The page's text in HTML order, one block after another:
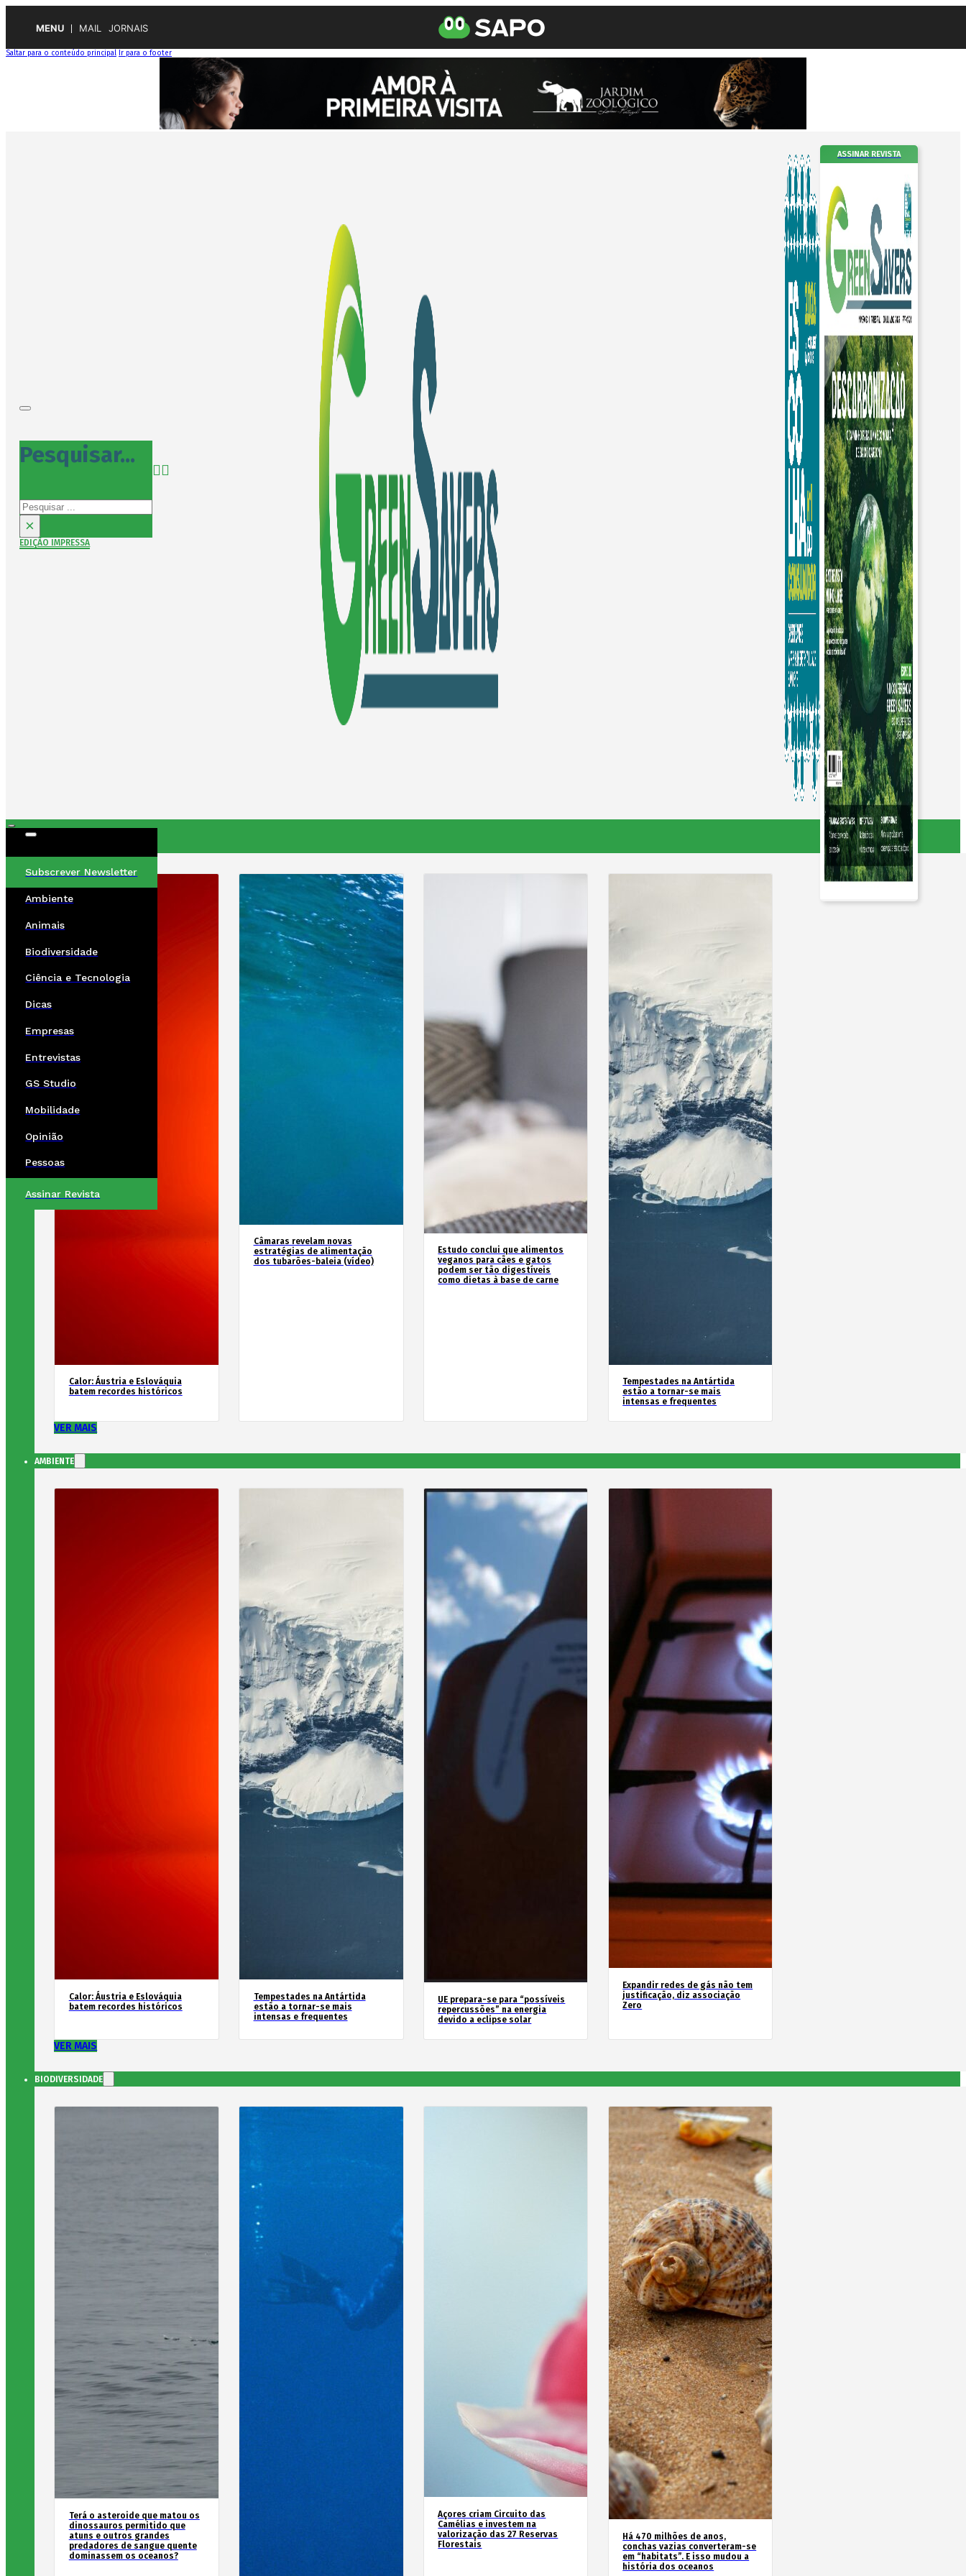
MENU MAIL JORNAIS
Saltar para o conteúdo principal Ir para o footer
Pesquisar...
Pesquisar
×
EDIÇÃO IMPRESSA
ASSINAR REVISTA
Subscrever Newsletter
Ambiente
Animais
Biodiversidade
Ciência e Tecnologia
Dicas
Empresas
Entrevistas
GS Studio
Mobilidade
Opinião
Pessoas
Assinar Revista
Calor: Áustria e Eslováquia
batem recordes históricos
Câmaras revelam novas
estratégias de alimentação
dos tubarões-baleia (vídeo)
Estudo conclui que alimentos
veganos para cães e gatos
podem ser tão digestíveis
como dietas à base de carne
Tempestades na Antártida
estão a tornar-se mais
intensas e frequentes
VER MAIS
AMBIENTE
Calor: Áustria e Eslováquia
batem recordes históricos
Tempestades na Antártida
estão a tornar-se mais
intensas e frequentes
UE prepara-se para “possíveis
repercussões” na energia
devido a eclipse solar
Expandir redes de gás não tem
justificação, diz associação
Zero
VER MAIS
BIODIVERSIDADE
Terá o asteroide que matou os
dinossauros permitido que
atuns e outros grandes
predadores de sangue quente
dominassem os oceanos?
Açores criam Circuito das
Camélias e investem na
valorização das 27 Reservas
Florestais
Há 470 milhões de anos,
conchas vazias converteram-se
em “habitats”. E isso mudou a
história dos oceanos